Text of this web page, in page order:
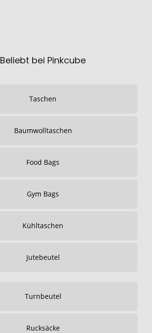
Beliebt bei Pinkcube
Taschen
Baumwolltaschen
Food Bags
Gym Bags
Kühltaschen
Jutebeutel
Turnbeutel
Rucksäcke